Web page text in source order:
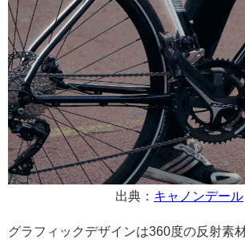
出典： キャノンデール
グラフィックデザインは360度の反射素